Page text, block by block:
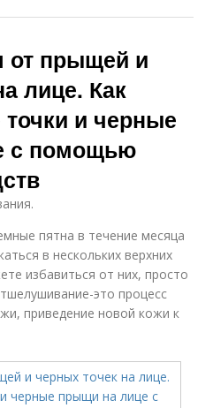
от прыщей и
лице. Как
и черные
с помощью
пятна в течение месяца
в нескольких верхних
избавиться от них, просто
это процесс
приведение новой кожи к